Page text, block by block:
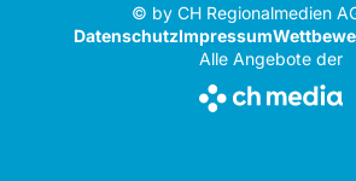
© by CH Regionalmedien
DatenschutzImpressum
Alle Angebote der